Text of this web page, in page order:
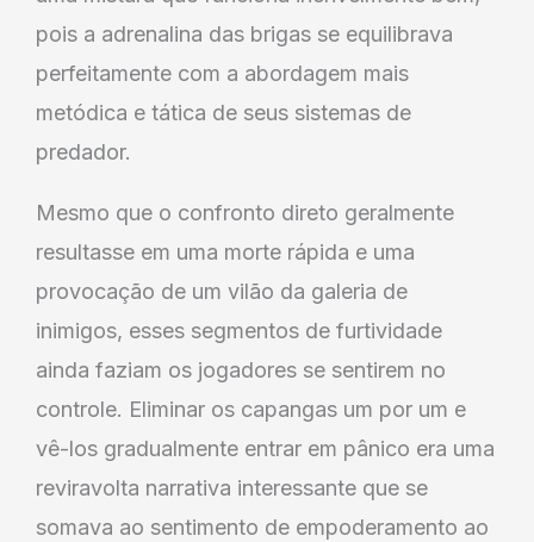
pois a adrenalina das brigas se equilibrava
perfeitamente com a abordagem mais
metódica e tática de seus sistemas de
predador.
Mesmo que o confronto direto geralmente
resultasse em uma morte rápida e uma
provocação de um vilão da galeria de
inimigos, esses segmentos de furtividade
ainda faziam os jogadores se sentirem no
controle. Eliminar os capangas um por um e
vê-los gradualmente entrar em pânico era uma
reviravolta narrativa interessante que se
somava ao sentimento de empoderamento ao